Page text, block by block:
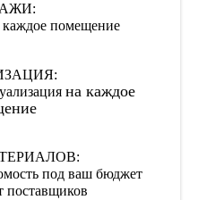
каждое помещение
на каждое
под ваш бюджет
поставщиков